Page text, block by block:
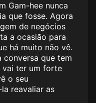
Gam-hee nunca
que fosse. Agora
de negócios
a ocasião para
há muito não vê.
conversa que tem
vai ter um forte
o seu
reavaliar as